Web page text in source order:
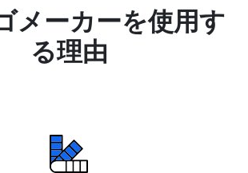
メーカーを使用す
る理由